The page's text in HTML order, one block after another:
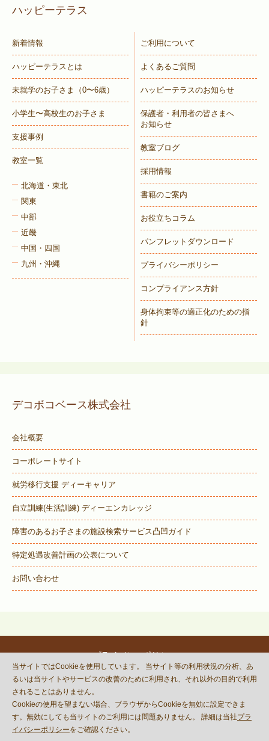
ハッピーテラス
新着情報
ハッピーテラスとは
未就学のお子さま （0〜6歳）
小学生〜高校生のお子さま
支援事例
教室一覧
北海道・東北
関東
中部
近畿
中国・四国
九州・沖縄
ご利用について
よくあるご質問
ハッピーテラスのお知らせ
保護者・利用者の皆さまへ
お知らせ
教室ブログ
採用情報
書籍のご案内
お役立ちコラム
パンフレットダウンロード
プライバシーポリシー
コンプライアンス方針
身体拘束等の適正化のための指
針
デコボコベース株式会社
会社概要
コーポレートサイト
就労移行支援 ディーキャリア
自立訓練(生活訓練) ディーエンカレッジ
障害のあるお子さまの施設検索サービス凸凹ガイド
特定処遇改善計画の公表について
お問い合わせ
プライバシーポリシー
© DECOBOCO BASE Co.,Ltd.
and Terms of Serviceapply.
当サイトではCookieを使用しています。 当サイト等の利用状況の分析、あ
るいは当サイトやサービスの改善のために利用され、それ以外の目的で利用
されることはありません。
Cookieの使用を望まない場合、ブラウザからCookieを無効に設定できま
す。無効にしても当サイトのご利用には問題ありません。 詳細は当社プラ
イバシーポリシーをご確認ください。